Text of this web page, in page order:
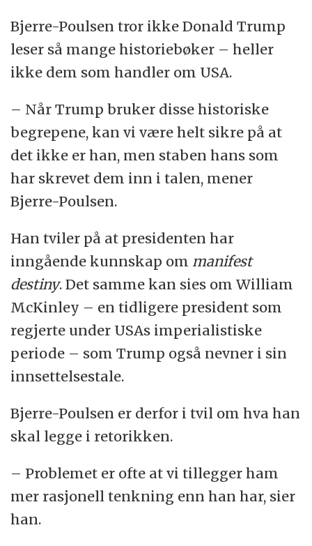
Bjerre-Poulsen tror ikke Donald Trump
leser så mange historiebøker – heller
ikke dem som handler om USA.
– Når Trump bruker disse historiske
begrepene, kan vi være helt sikre på at
det ikke er han, men staben hans som
har skrevet dem inn i talen, mener
Bjerre-Poulsen.
Han tviler på at presidenten har
inngående kunnskap om manifest
destiny. Det samme kan sies om William
McKinley – en tidligere president som
regjerte under USAs imperialistiske
periode – som Trump også nevner i sin
innsettelsestale.
Bjerre-Poulsen er derfor i tvil om hva han
skal legge i retorikken.
– Problemet er ofte at vi tillegger ham
mer rasjonell tenkning enn han har, sier
han.